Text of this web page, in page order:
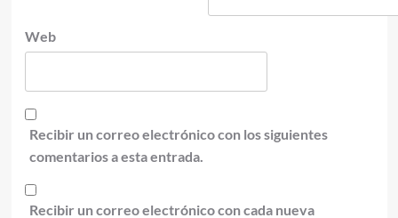
Web
Recibir un correo electrónico con los siguientes
comentarios a esta entrada.
Recibir un correo electrónico con cada nueva